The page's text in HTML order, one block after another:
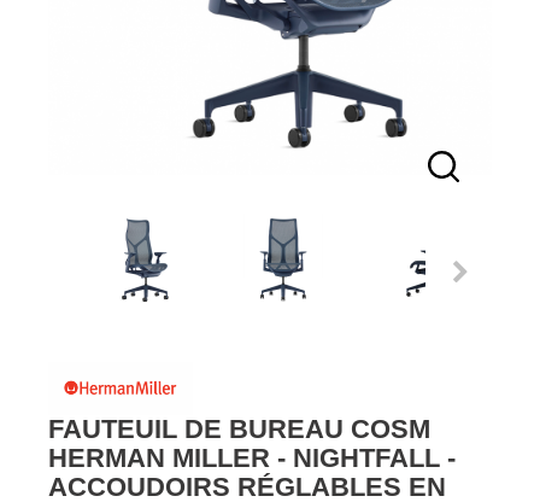
FAUTEUIL DE BUREAU COSM
HERMAN MILLER - NIGHTFALL -
ACCOUDOIRS RÉGLABLES EN